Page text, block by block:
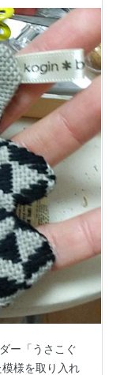
ー「うさこぐ
様を取り入れ